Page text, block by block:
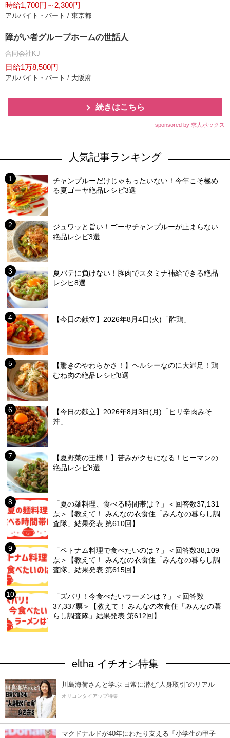
時給1,700円～2,300円
アルバイト・パート / 東京都
障がい者グループホームの世話人
合同会社KJ
日給1万8,500円
アルバイト・パート / 大阪府
続きはこちら
sponsored by 求人ボックス
人気記事ランキング
チャンプルーだけじゃもったいない！今年こそ極め
る夏ゴーヤ絶品レシピ3選
ジュワッと旨い！ゴーヤチャンプルーが止まらない
絶品レシピ3選
夏バテに負けない！豚肉でスタミナ補給できる絶品
レシピ8選
【今日の献立】2026年8月4日(火)「酢鶏」
【驚きのやわらかさ！】ヘルシーなのに大満足！鶏
むね肉の絶品レシピ8選
【今日の献立】2026年8月3日(月)「ピリ辛肉みそ
丼」
【夏野菜の王様！】苦みがクセになる！ピーマンの
絶品レシピ8選
「夏の麺料理、食べる時間帯は？」＜回答数37,131
票＞【教えて！ みんなの衣食住「みんなの暮らし調
査隊」結果発表 第610回】
「ベトナム料理で食べたいのは？」＜回答数38,109
票＞【教えて！ みんなの衣食住「みんなの暮らし調
査隊」結果発表 第615回】
「ズバリ！今食べたいラーメンは？」＜回答数
37,337票＞【教えて！ みんなの衣食住「みんなの暮
らし調査隊」結果発表 第612回】
eltha イチオシ特集
川島海荷さんと学ぶ 日常に潜む“人身取引”のリアル
オリコンタイアップ特集
マクドナルドが40年にわたり支える「小学生の甲子